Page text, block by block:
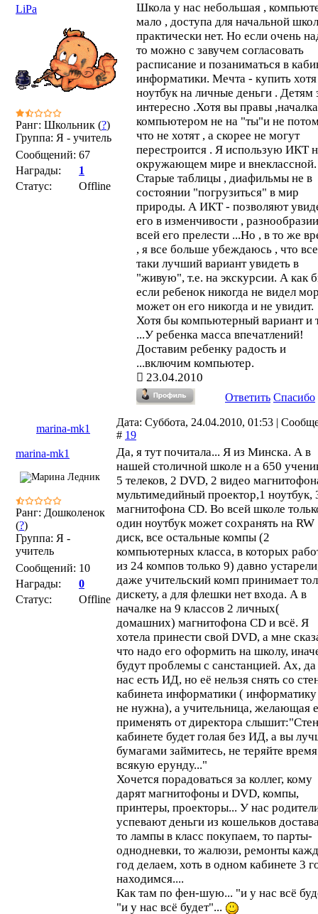
LiPa
Ранг: Школьник (?)
Группа: Я - учитель
Сообщений: 67
Награды:
1
Статус:
Offline
Школа у нас небольшая ,
мало , доступа для начальной
практически нет. Но если очень
то можно с завучем согласовать
расписание и позаниматься в
информатики. Мечта - купить
ноутбук на личные деньги . Детям
интересно .Хотя вы правы
компьютером не на "ты"и не
что не хотят , а скорее не могут
перестроится . Я использую ИКТ
окружающем мире и внеклассной.
Старые таблицы , диафильмы не в
состоянии "погрузиться" в мир
природы. А ИКТ - позволяют
его в изменчивости ,
всей его прелести ...Но , в то же
, я все больше убеждаюсь , что
таки лучший вариант увидеть в
"живую", т.е. на экскурсии. А как
если ребенок никогда не видел
может он его никогда и не увидит.
Хотя бы компьютерный вариант и
...У ребенка масса впечатлений!
Доставим ребенку радость и
...включим компьютер.
23.04.2010
Ответить Спасибо
marina-mk1
Дата: Суббота, 24.04.2010, 01:53 |
# 19
marina-mk1
Ранг: Дошколенок
(?)
Группа: Я -
учитель
Сообщений: 10
Награды:
0
Статус:
Offline
Да, я тут почитала... Я из Минска. А в
нашей столичной школе н а 650
5 телеков, 2 DVD, 2 видео
мультимедийный проектор,1 ноутбук,
магнитофона CD. Во всей школе
один ноутбук может сохранять на RW
диск, все остальные компы (2
компьютерных класса, в которых
из 24 компов только 9) давно
даже учительский комп принимает
дискету, а для флешки нет входа. А в
началке на 9 классов 2 личных(
домашних) магнитофона CD и всё. Я
хотела принести свой DVD, а мне
что надо его оформить на школу,
будут проблемы с санстанцией. Ах,
нас есть ИД, но её нельзя снять со
кабинета информатики (
не нужна), а учительница, желающая
применять от директора
кабинете будет голая без ИД, а вы
бумагами займитесь, не теряйте
всякую ерунду..."
Хочется порадоваться за коллег, кому
дарят магнитофоны и DVD, компы,
принтеры, проекторы... У нас
успевают деньги из кошельков
то лампы в класс покупаем, то парты-
однодневки, то жалюзи, ремонты
год делаем, хоть в одном кабинете 3
находимся....
Как там по фен-шую... "и у нас всё
"и у нас всё будет"...